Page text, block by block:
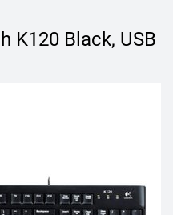
K120 Black, USB